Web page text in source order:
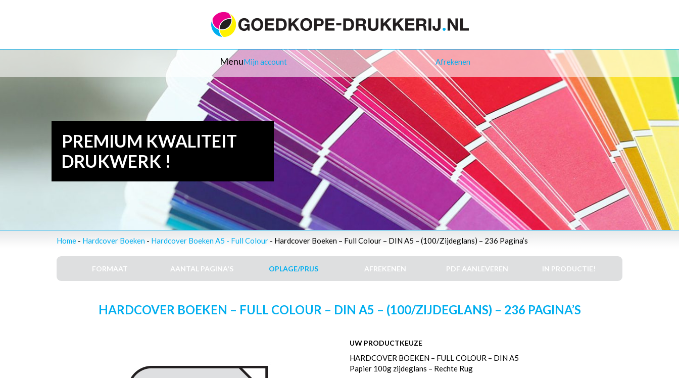
MenuMijn account Afrekenen
PREMIUM KWALITEIT
DRUKWERK !
Home - Hardcover Boeken - Hardcover Boeken A5 - Full Colour - Hardcover Boeken – Full Colour – DIN A5 – (100/Zijdeglans) – 236 Pagina’s
FORMAAT AANTAL PAGINA'S OPLAGE/PRIJS AFREKENEN PDF AANLEVEREN IN PRODUCTIE!
HARDCOVER BOEKEN – FULL COLOUR – DIN A5 – (100/ZIJDEGLANS) – 236 PAGINA’S
UW PRODUCTKEUZE
HARDCOVER BOEKEN – FULL COLOUR – DIN A5
Papier 100g zijdeglans – Rechte Rug